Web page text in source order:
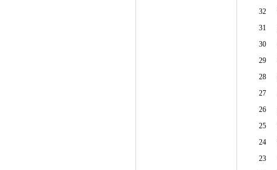
32
31
30
29
28
27
26
25
24
23